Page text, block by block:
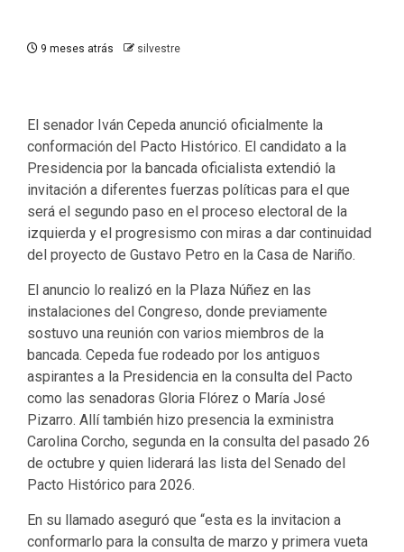
9 meses atrás silvestre
El senador Iván Cepeda anunció oficialmente la
conformación del Pacto Histórico. El candidato a la
Presidencia por la bancada oficialista extendió la
invitación a diferentes fuerzas políticas para el que
será el segundo paso en el proceso electoral de la
izquierda y el progresismo con miras a dar continuidad
del proyecto de Gustavo Petro en la Casa de Nariño.
El anuncio lo realizó en la Plaza Núñez en las
instalaciones del Congreso, donde previamente
sostuvo una reunión con varios miembros de la
bancada. Cepeda fue rodeado por los antiguos
aspirantes a la Presidencia en la consulta del Pacto
como las senadoras Gloria Flórez o María José
Pizarro. Allí también hizo presencia la exministra
Carolina Corcho, segunda en la consulta del pasado 26
de octubre y quien liderará las lista del Senado del
Pacto Histórico para 2026.
En su llamado aseguró que “esta es la invitacion a
conformarlo para la consulta de marzo y primera vueta